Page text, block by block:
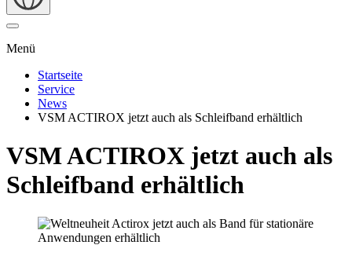
Menü
Startseite
Service
News
VSM ACTIROX jetzt auch als Schleifband erhältlich
VSM ACTIROX jetzt auch als
Schleifband erhältlich